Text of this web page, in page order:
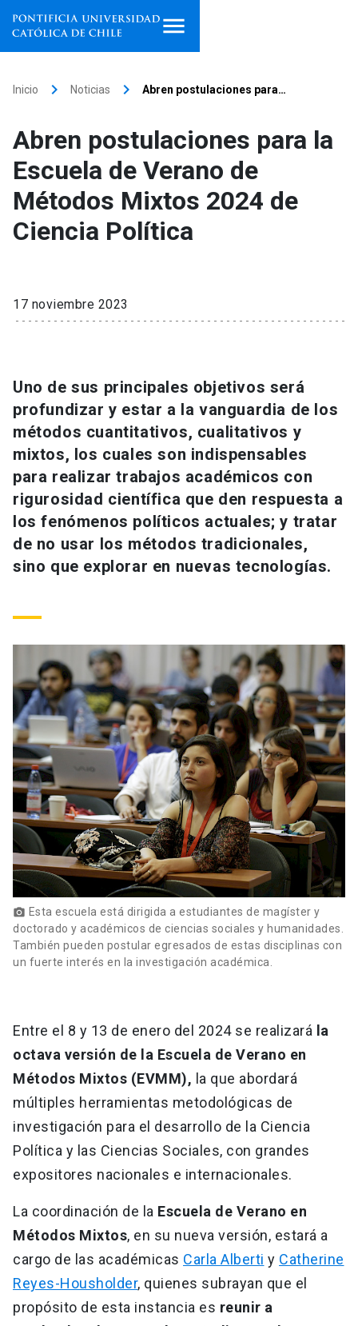
Facultades, escuelas e
institutos
Investigación
Información para keyboard_arrow_down
Futuros estudiantes
Estudiantes
Académicos
Personal
Padres y familia
Vecinos launch
Go to english site launch
ACCESOS DIRECTOS
Admisión launch
Medios Biblioteca
Donaciones launch
Inicio keyboard_arrow_right Noticias keyboard_arrow_right Abren postulaciones para…
Abren postulaciones para la
Escuela de Verano de
Métodos Mixtos 2024 de
Ciencia Política
17 noviembre 2023
Uno de sus principales objetivos será
profundizar y estar a la vanguardia de los
métodos cuantitativos, cualitativos y
mixtos, los cuales son indispensables
para realizar trabajos académicos con
rigurosidad científica que den respuesta a
los fenómenos políticos actuales; y tratar
de no usar los métodos tradicionales,
sino que explorar en nuevas tecnologías.
photo_camera Esta escuela está dirigida a estudiantes de magíster y
doctorado y académicos de ciencias sociales y humanidades.
También pueden postular egresados de estas disciplinas con
un fuerte interés en la investigación académica.
Entre el 8 y 13 de enero del 2024 se realizará la
octava versión de la Escuela de Verano en
Métodos Mixtos (EVMM), la que abordará
múltiples herramientas metodológicas de
investigación para el desarrollo de la Ciencia
Política y las Ciencias Sociales, con grandes
expositores nacionales e internacionales.
La coordinación de la Escuela de Verano en
Métodos Mixtos, en su nueva versión, estará a
cargo de las académicas Carla Alberti y Catherine
Reyes-Housholder, quienes subrayan que el
propósito de esta instancia es reunir a